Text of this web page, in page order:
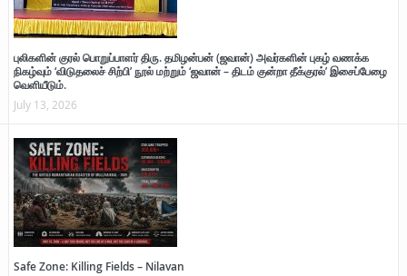
புலிகளின் குரல் பொறுப்பாளர் திரு. தமிழன்பன் (ஜவான்) அவர்களின் புகழ் வணக்க
நிகழ்வும் ‘விடுதலைச் சிற்பி’ நூல் மற்றும் ‘ஜவான் – திடம் குன்றா தீக்குரல்’ இசைப்பேழை
வெளியீடும்.
July 13, 2026
Safe Zone: Killing Fields – Nilavan